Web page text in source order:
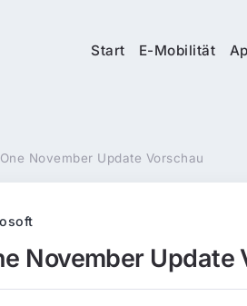
Start E-Mobilität
November Update Vorschau
November Update